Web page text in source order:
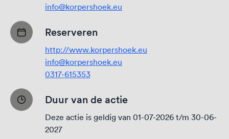
info@korpershoek.eu
Reserveren
http://www.korpershoek.eu
info@korpershoek.eu
0317-615353
Duur van de actie
Deze actie is geldig van 01-07-2026 t/m 30-06-
2027